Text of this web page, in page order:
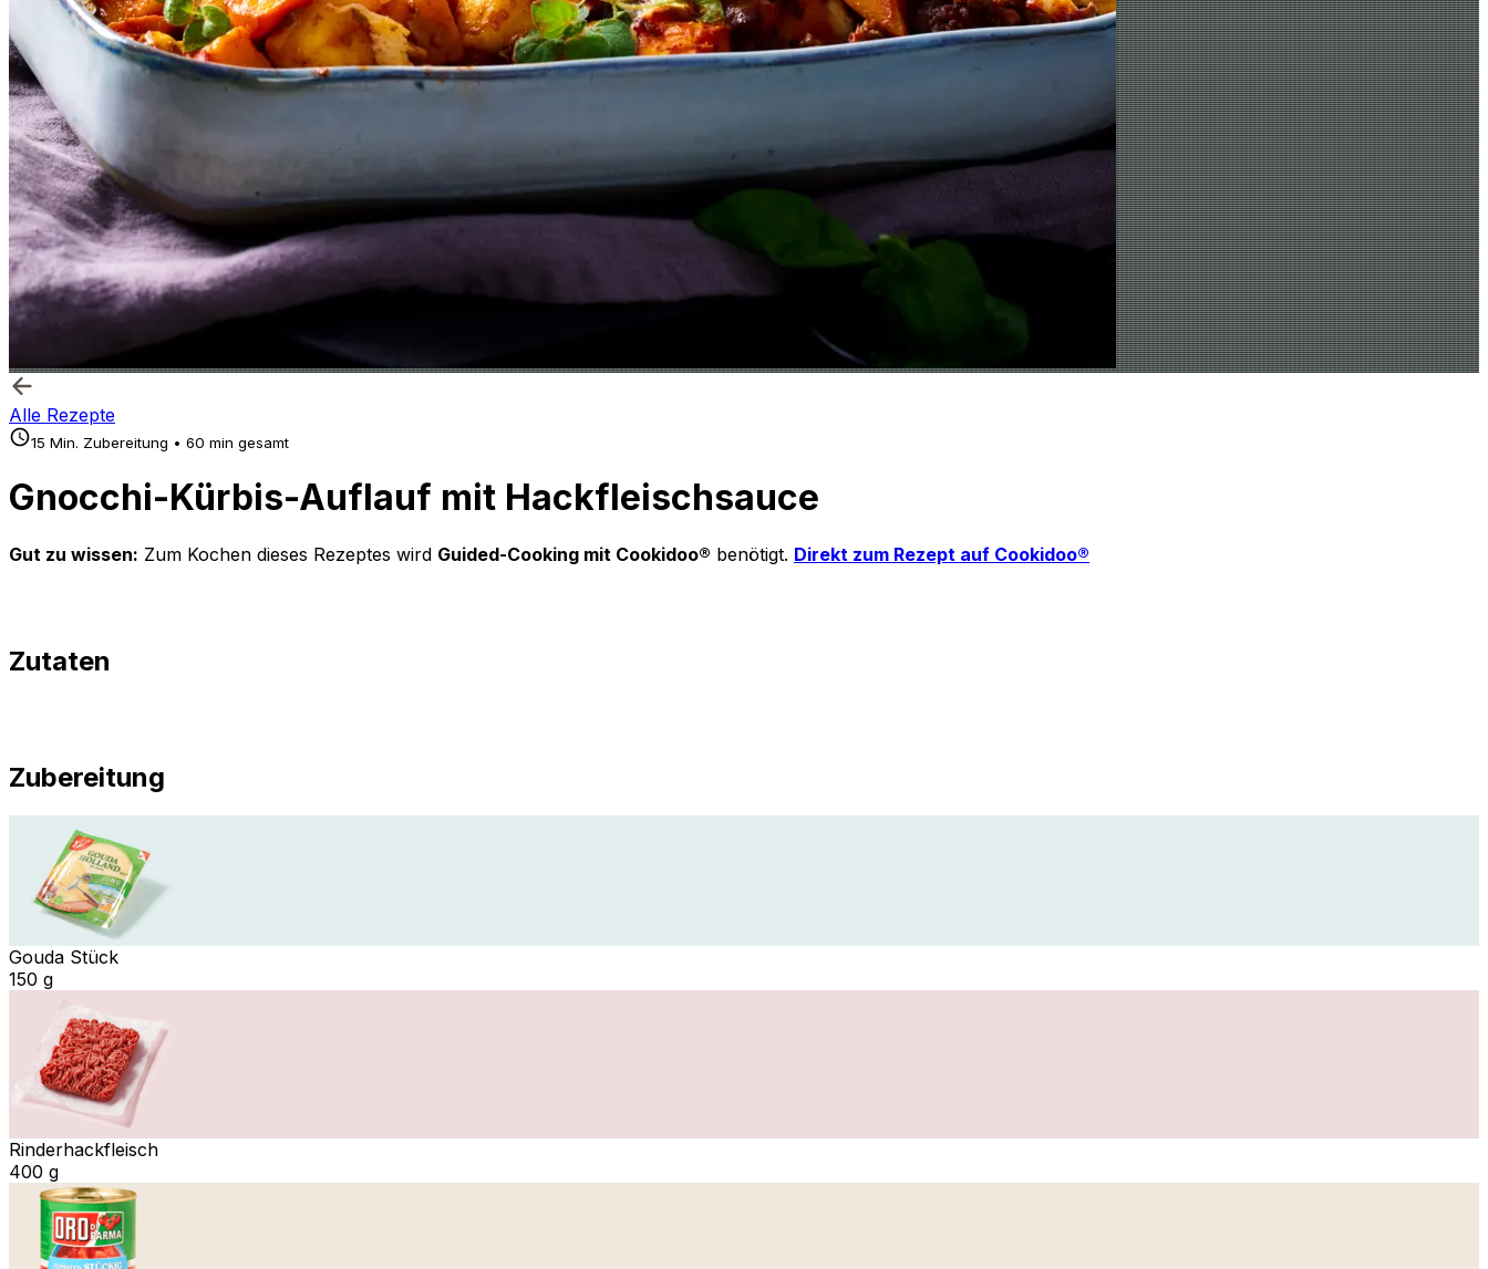
Alle Rezepte
15 Min. Zubereitung • 60 min gesamt
Gnocchi-Kürbis-Auflauf mit Hackfleischsauce
Gut zu wissen: Zum Kochen dieses Rezeptes wird Guided-Cooking mit Cookidoo® benötigt. Direkt zum Rezept auf Cookidoo®
Zutaten
Zubereitung
Gouda Stück
150 g
Rinderhackfleisch
400 g